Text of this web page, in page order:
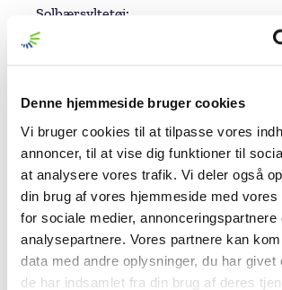
Denne hjemmeside bruger cookies
Vi bruger cookies til at tilpasse vores
annoncer, til at vise dig funktioner til
at analysere vores trafik. Vi deler også
din brug af vores hjemmeside med vores
for sociale medier, annonceringspartnere
analysepartnere. Vores partnere kan
data med andre oplysninger, du har givet
de har indsamlet fra din brug af deres
Solbærsyltetøj
250 g solbær, frosne eller friske
Luftig flødeostecreme
300 g flødeost
100 g Dansukker Flormelis
½ økologisk citron, skal heraf
2 spsk citronsaft (30 g)
150 g græsk yoghurt, 10%
200 g piskefløde
½ vaniljestang, korn heraf